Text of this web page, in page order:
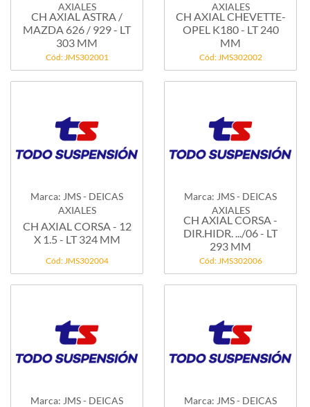
AXIALES
CH AXIAL ASTRA /
MAZDA 626 / 929 - LT
303 MM
Cód: JMS302001
AXIALES
CH AXIAL CHEVETTE-
OPEL K180 - LT 240
MM
Cód: JMS302002
Marca: JMS - DEICAS
AXIALES
CH AXIAL CORSA - 12
X 1.5 - LT 324 MM
Cód: JMS302004
Marca: JMS - DEICAS
AXIALES
CH AXIAL CORSA -
DIR.HIDR. .../06 - LT
293 MM
Cód: JMS302006
Marca: JMS - DEICAS
Marca: JMS - DEICAS